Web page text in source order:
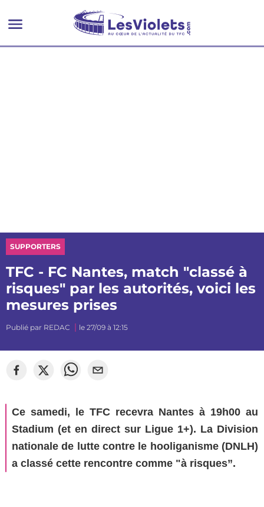
SUPPORTERS
TFC - FC Nantes, match "classé à
risques" par les autorités, voici les
mesures prises
Publié par REDAC le 27/09 à 12:15
Ce samedi, le TFC recevra Nantes à 19h00 au
Stadium (et en direct sur Ligue 1+). La Division
nationale de lutte contre le hooliganisme (DNLH)
a classé cette rencontre comme "à risques”.